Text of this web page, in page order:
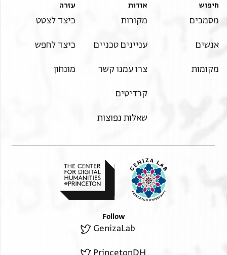
חיפוש
מסמכים
אנשים
מקומות
אודות
מקורות
עניינים טכניים
צרו עמנו קשר
קרדיטים
שאלות נפוצות
עזרה
כיצד לצטט
כיצד לחפש
מונחון
Follow
GenizaLab
PrincetonDH